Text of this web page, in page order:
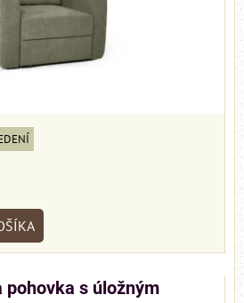
pohovka s úložným